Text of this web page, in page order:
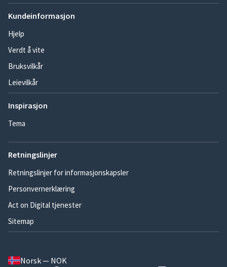
Kundeinformasjon
Hjelp
Verdt å vite
Bruksvilkår
Leievilkår
Inspirasjon
Tema
Retningslinjer
Retningslinjer for informasjonskapsler
Personvernerklæring
Act on Digital tjenester
Sitemap
Norsk — NOK